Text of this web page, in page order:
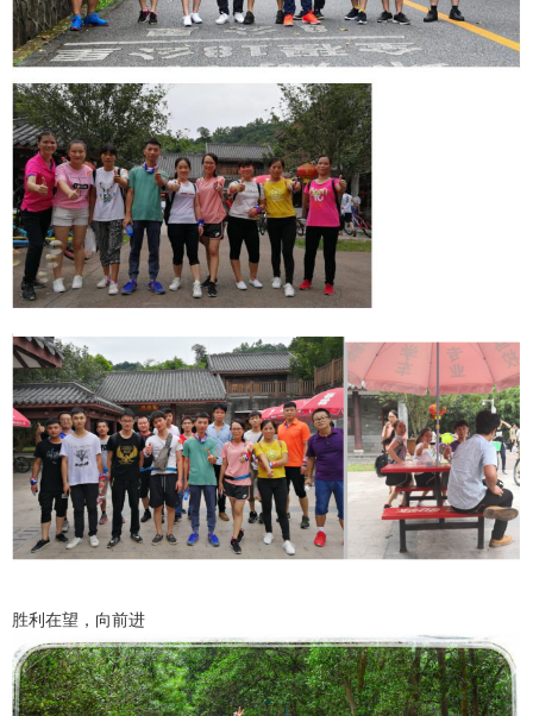
胜利在望，向前进